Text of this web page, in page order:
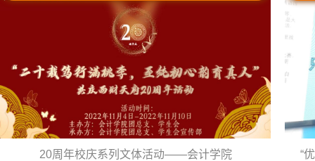
20周年校庆系列文体活动——会计学院 “